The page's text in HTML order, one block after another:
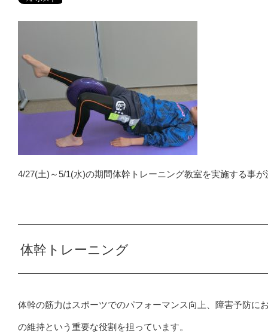
4/27(土)～5/1(水)の期間体幹トレーニング教室を実施する事
体幹トレーニング
体幹の筋力はスポーツでのパフォーマンス向上、障害予防に
の維持という重要な役割を担っています。